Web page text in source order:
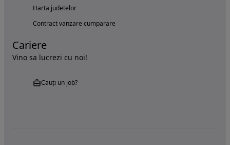
Harta judetelor
Contract vanzare cumparare
Cariere
Vino sa lucrezi cu noi!
Cauți un job?